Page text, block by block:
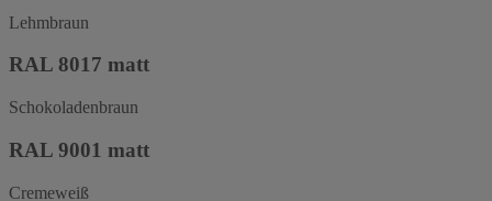
Lehmbraun
RAL 8017 matt
Schokoladenbraun
RAL 9001 matt
Cremeweiß